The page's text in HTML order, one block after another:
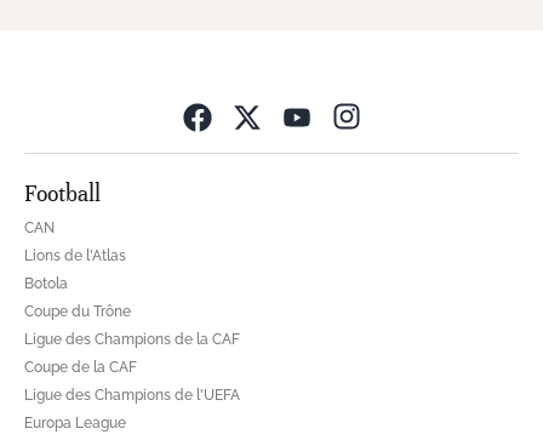
Football
CAN
Lions de l'Atlas
Botola
Coupe du Trône
Ligue des Champions de la CAF
Coupe de la CAF
Ligue des Champions de l'UEFA
Europa League